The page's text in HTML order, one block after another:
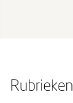
Rubrieken